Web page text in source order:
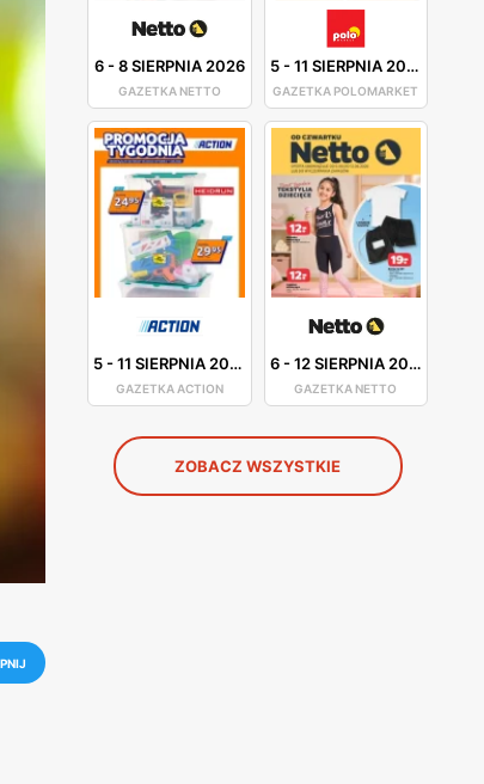
6-8 SIERPNIA 2026
GAZETKA NETTO
5-11 SIERPNIA 2026
GAZETKA POLOMARKET
5-11 SIERPNIA 2026
GAZETKA ACTION
6-12 SIERPNIA 2026
GAZETKA NETTO
ZOBACZ WSZYSTKIE